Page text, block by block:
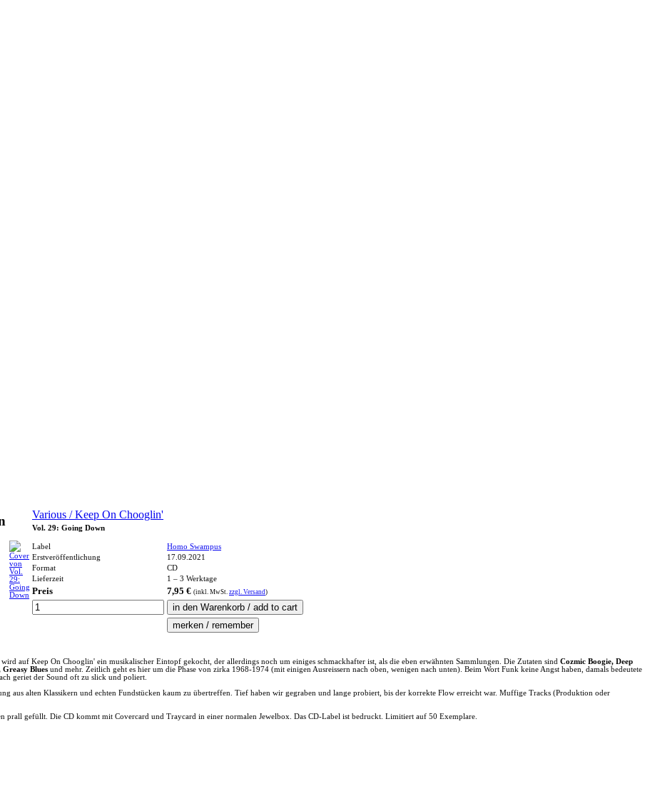
Various / Keep On Chooglin'
Vol. 29: Going Down
Label
Homo Swampus
Erstveröffentlichung
17.09.2021
Format
CD
Lieferzeit
1 – 3 Werktage
Preis 7,95 € (inkl. MwSt. zzgl. Versand)
auf Keep On Chooglin' ein musikalischer Eintopf gekocht, der allerdings noch um einiges schmackhafter ist, als die eben erwähnten Sammlungen. Die Zutaten sind Cozmic Boogie, Deep
Blues und mehr. Zeitlich geht es hier um die Phase von zirka 1968-1974 (mit einigen Ausreissern nach oben, wenigen nach unten). Beim Wort Funk keine Angst haben, damals bedeutete
geriet der Sound oft zu slick und poliert.
aus alten Klassikern und echten Fundstücken kaum zu übertreffen. Tief haben wir gegraben und lange probiert, bis der korrekte Flow erreicht war. Muffige Tracks (Produktion oder
gefüllt. Die CD kommt mit Covercard und Traycard in einer normalen Jewelbox. Das CD-Label ist bedruckt. Limitiert auf 50 Exemplare.